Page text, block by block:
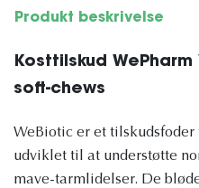
Produkt beskrivelse
Kosttilskud WePharm
soft-chews
WeBiotic er et
udviklet til at understøtte
mave-tarmlidelser. De